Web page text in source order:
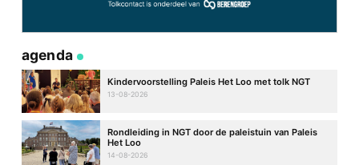
agenda
Kindervoorstelling Paleis Het Loo met tolk NGT
13-08-2026
Rondleiding in NGT door de paleistuin van Paleis
Het Loo
14-08-2026